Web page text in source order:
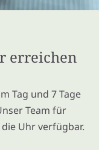
erreichen
Tag und 7 Tage
Team für
Uhr verfügbar.